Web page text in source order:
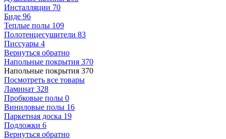
Инсталляции 70
Биде 96
Теплые полы 109
Полотенцесушители 83
Писсуары 4
Вернуться обратно
Напольные покрытия 370
Напольные покрытия 370
Посмотреть все товары
Ламинат 328
Пробковые полы 0
Виниловые полы 16
Паркетная доска 19
Подложки 6
Вернуться обратно